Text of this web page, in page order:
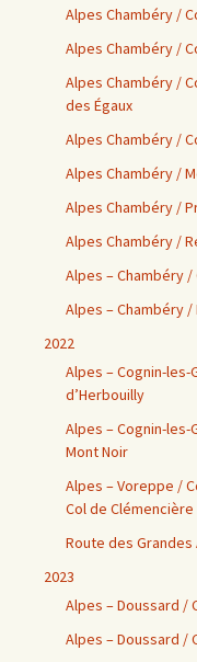
Alpes Chambéry /
Alpes Chambéry /
Alpes Chambéry /
des Égaux
Alpes Chambéry /
Alpes Chambéry /
Alpes Chambéry /
Alpes Chambéry /
Alpes – Chambéry /
Alpes – Chambéry /
2022
Alpes – Cognin-les-
d’Herbouilly
Alpes – Cognin-les-
Mont Noir
Alpes – Voreppe /
Col de Clémencière
Route des Grandes
2023
Alpes – Doussard /
Alpes – Doussard /